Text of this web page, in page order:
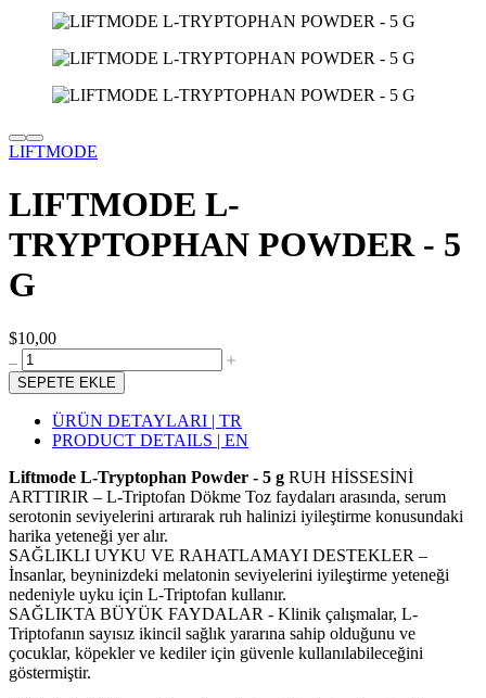
LIFTMODE
LIFTMODE L-
TRYPTOPHAN POWDER - 5
G
$10,00
SEPETE EKLE
ÜRÜN DETAYLARI | TR
PRODUCT DETAILS | EN
Liftmode L-Tryptophan Powder - 5 g RUH HİSSESİNİ
ARTTIRIR – L-Triptofan Dökme Toz faydaları arasında, serum
serotonin seviyelerini artırarak ruh halinizi iyileştirme konusundaki
harika yeteneği yer alır.
SAĞLIKLI UYKU VE RAHATLAMAYI DESTEKLER –
İnsanlar, beyninizdeki melatonin seviyelerini iyileştirme yeteneği
nedeniyle uyku için L-Triptofan kullanır.
SAĞLIKTA BÜYÜK FAYDALAR - Klinik çalışmalar, L-
Triptofanın sayısız ikincil sağlık yararına sahip olduğunu ve
çocuklar, köpekler ve kediler için güvenle kullanılabileceğini
göstermiştir.